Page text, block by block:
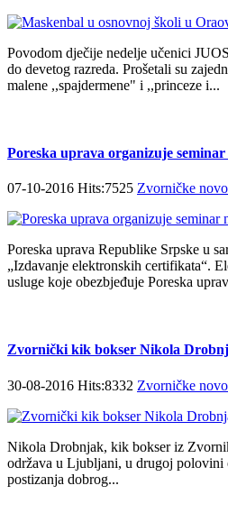
Povodom dječije nedelje učenici
do devetog razreda. Prošetali su
malene ,,spajdermene" i ,,princeze i...
Poreska uprava organizuje
07-10-2016 Hits:7525 Zvorničke
Poreska uprava Republike Srpske u
„Izdavanje elektronskih certifikata“.
usluge koje obezbjeđuje Poreska
Zvornički kik bokser Nikola
30-08-2016 Hits:8332 Zvorničke
Nikola Drobnjak, kik bokser iz
održava u Ljubljani, u drugoj polovini
postizanja dobrog...